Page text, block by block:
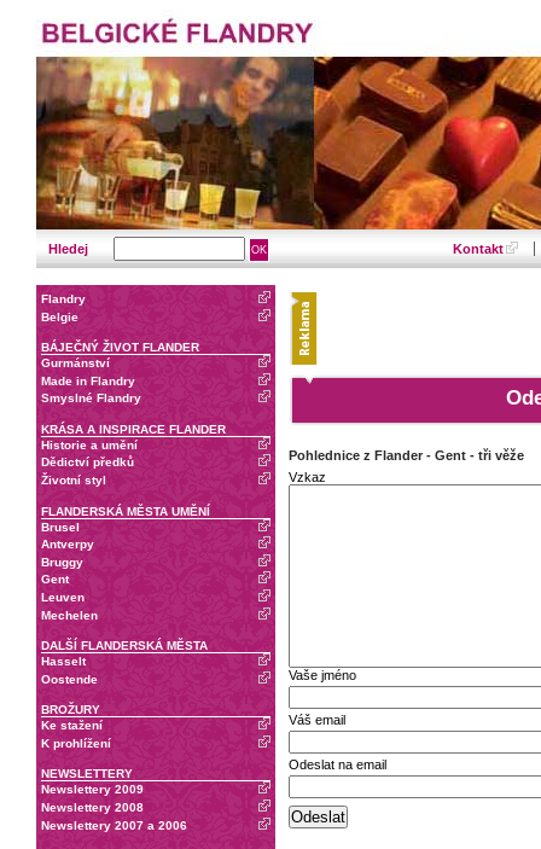
Hledej Kontakt
Flandry
Belgie
BÁJEČNÝ ŽIVOT FLANDER
Gurmánství
Made in Flandry
Smyslné Flandry
KRÁSA A INSPIRACE FLANDER
Historie a umění
Dědictví předků
Životní styl
FLANDERSKÁ MĚSTA UMĚNÍ
Brusel
Antverpy
Bruggy
Gent
Leuven
Mechelen
DALŠÍ FLANDERSKÁ MĚSTA
Hasselt
Oostende
BROŽURY
Ke stažení
K prohlížení
NEWSLETTERY
Newslettery 2009
Newslettery 2008
Newslettery 2007 a 2006
Pohlednice z Flander - Gent - tři věže
Vzkaz
Vaše jméno
Váš email
Odeslat na email